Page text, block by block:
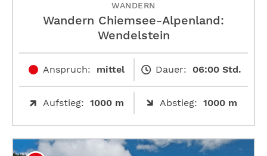
WANDERN
Wandern Chiemsee-Alpenland:
Wendelstein
Anspruch: mittel Dauer: 06:00 Std.
Aufstieg: 1000 m Abstieg: 1000 m